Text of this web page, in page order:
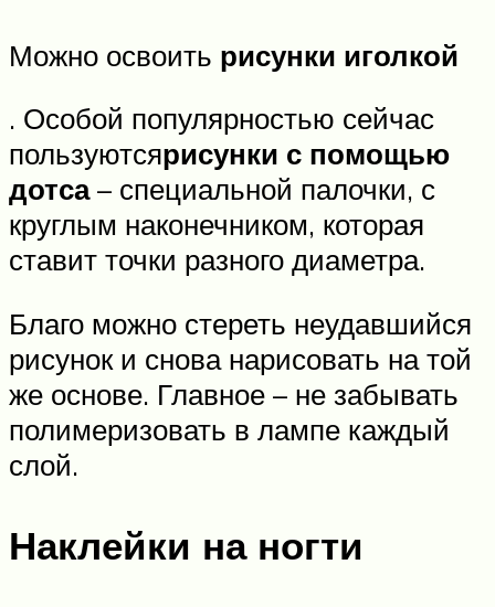
Можно освоить рисунки иголкой
. Особой популярностью сейчас
пользуютсярисунки с помощью
дотса– специальной палочки, с
круглым наконечником, которая
ставит точки разного диаметра.
Благо можно стереть неудавшийся
рисунок и снова нарисовать на той
же основе. Главное – не забывать
полимеризовать в лампе каждый
слой.
Наклейки на ногти